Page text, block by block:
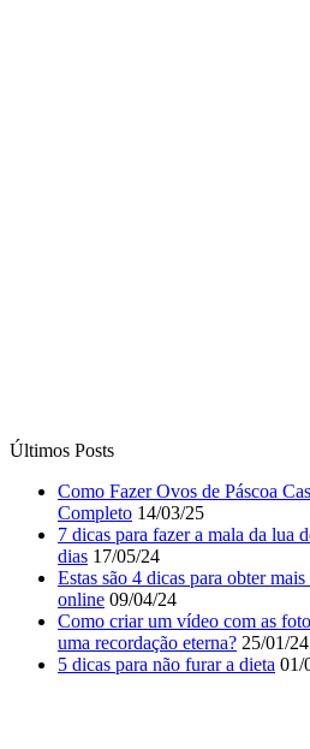
Últimos Posts
Como Fazer Ovos de Páscoa
Completo 14/03/25
7 dicas para fazer a mala da lua
dias 17/05/24
Estas são 4 dicas para obter
online 09/04/24
Como criar um vídeo com as
uma recordação eterna? 25/01/24
5 dicas para não furar a dieta 01/